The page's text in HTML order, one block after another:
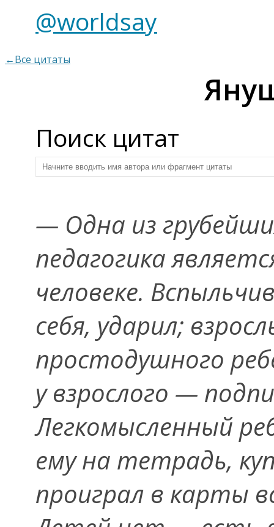
@worldsay
←Все цитаты
Поиск цитат
— Одна из
педагогика
человеке.
себя, ударил;
простодушного
у взрослого —
Легкомысленный
ему на тетрадь,
проиграл в карты